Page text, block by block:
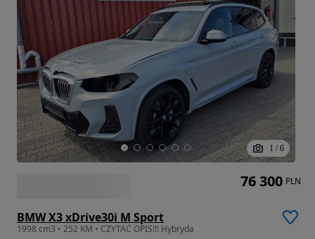
1 / 6
BMW X3 xDrive30i M Sport
1998 cm3 • 252 KM • CZYTAĆ OPIS!!! Hybryda
76 300 PLN